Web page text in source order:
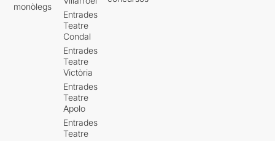
monòlegs
Entrades
Teatre
Condal
Entrades
Teatre
Victòria
Entrades
Teatre
Apolo
Entrades
Teatre